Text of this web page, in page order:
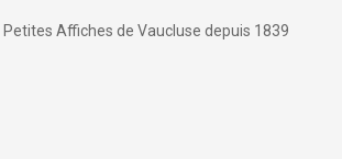
Petites Affiches de Vaucluse depuis 1839